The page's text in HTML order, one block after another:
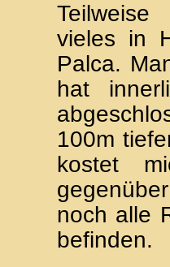
vieles in
Palca.
hat
100m
kostet
noch alle
befinden.